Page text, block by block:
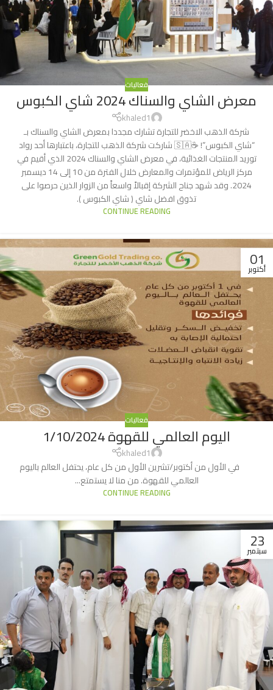
فعاليات
معرض الشاي والسناك 2024 شاي الكبوس
khaled1
شركة الذهب الاخضر للتجارة تشارك مجددا بمعرض الشاي والسناك بـ
“شاي الكبوس”! ☕️🇸🇦 شاركت شركة الذهب للتجارة، باعتبارها أحد رواد
توريد المنتجات الغذائية، في معرض الشاي والسناك 2024 الذي أقيم في
مركز الرياض للمؤتمرات والمعارض خلال الفترة من 10 إلى 14 ديسمبر
2024. وقد شهد جناح الشركة إقبالاً واسعاً من الزوار الذين حرصوا على
تذوق افضل شاي ( شاي الكبوس ).
CONTINUE READING
01
أكتوبر
فعاليات
اليوم العالمي للقهوة 1/10/2024
khaled1
في الأول من أكتوبر/تشرين الأول من كل عام، يحتفل العالم باليوم
العالمي للقهوة. من منا لا يستمتع...
CONTINUE READING
23
سبتمبر